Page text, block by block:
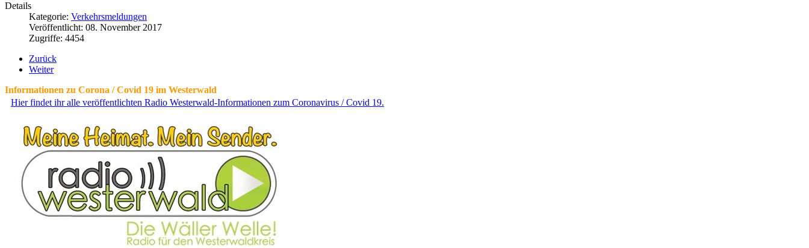
Details
Kategorie: Verkehrsmeldungen
Veröffentlicht: 08. November 2017
Zugriffe: 4454
Zurück
Weiter
Informationen zu Corona / Covid 19 im Westerwald
Hier findet ihr alle veröffentlichten Radio Westerwald-Informationen zum Coronavirus / Covid 19.